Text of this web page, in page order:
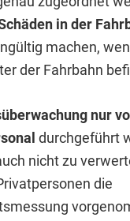
in der
machen,
der Fahrbahn
nur
durchgeführt
nicht zu
die